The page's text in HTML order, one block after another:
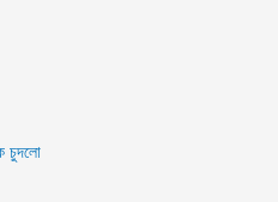
চুদলো